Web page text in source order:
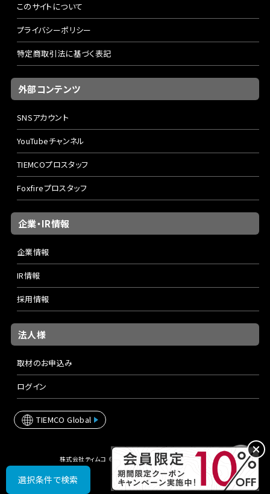
選択条件で検索
このサイトについて
プライバシーポリシー
特定商取引法に基づく表記
外部コンテンツ
SNSアカウント
YouTubeチャンネル
TIEMCOプロスタッフ
Foxfireプロスタッフ
企業・IR情報
企業情報
IR情報
採用情報
法人様
取材のお申込み
ログイン
TIEMCO Global
株式会社ティムコ © TIEMCO Ltd. All rights reserved.